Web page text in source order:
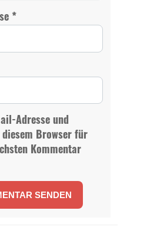
*
Adresse und
Browser für
Kommentar